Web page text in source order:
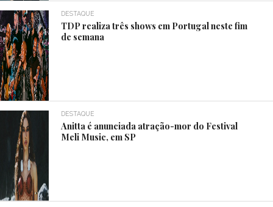
DESTAQUE
TDP realiza três shows em Portugal neste fim
de semana
DESTAQUE
Anitta é anunciada atração-mor do Festival
Meli Music, em SP